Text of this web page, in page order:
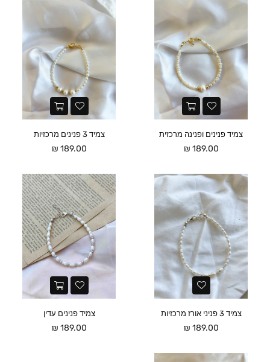
צמיד פנינים ופנינה מרכזית
מחיר
189.00 ₪
צמיד 3 פנינים מרכזיות
מחיר
189.00 ₪
צמיד 3 פניני אורז מרכזיות
מחיר
189.00 ₪
צמיד פנינים עדין
מחיר
189.00 ₪